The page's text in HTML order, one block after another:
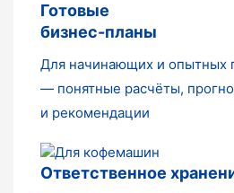
Готовые
бизнес-планы
Для начинающих и опытных
— понятные расчёты,
и рекомендации
Ответственное